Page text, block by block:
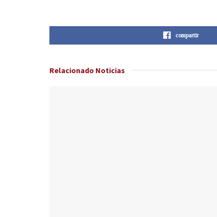
compartir
Relacionado Noticias